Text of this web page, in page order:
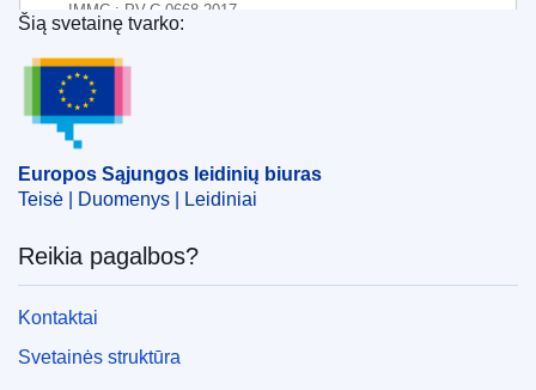
IMMC : PV-C-0668-2017
Europos Sąjungos leidinių biuras
Šią svetainę tvarko:
Europos Sąjungos leidinių biuras
Teisė | Duomenys | Leidiniai
Reikia pagalbos?
Kontaktai
Svetainės struktūra